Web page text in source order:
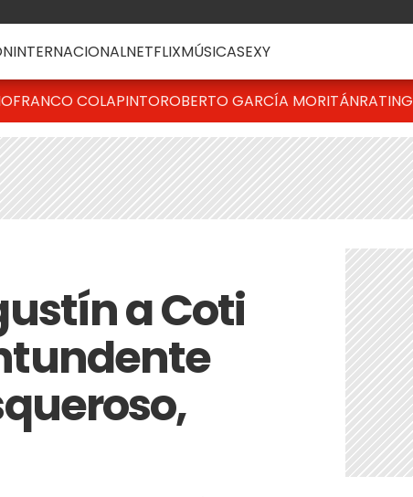
INTERNACIONALNETFLIXMÚSICASEXY
FRANCO COLAPINTOROBERTO GARCÍA MORITÁNRATING
a Coti